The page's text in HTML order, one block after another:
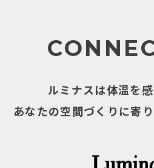
ルミナスは体温を感
あなたの空間づくりに寄